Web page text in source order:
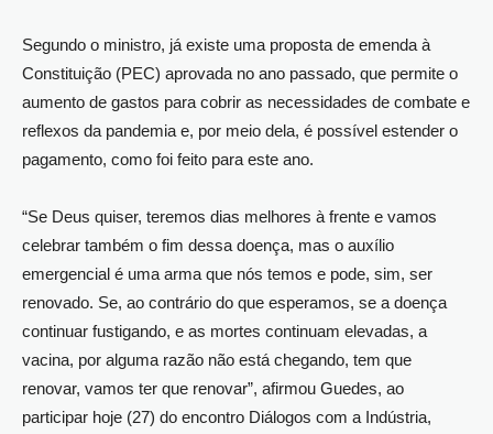
Segundo o ministro, já existe uma proposta de emenda à
Constituição (PEC) aprovada no ano passado, que permite o
aumento de gastos para cobrir as necessidades de combate e
reflexos da pandemia e, por meio dela, é possível estender o
pagamento, como foi feito para este ano.
“Se Deus quiser, teremos dias melhores à frente e vamos
celebrar também o fim dessa doença, mas o auxílio
emergencial é uma arma que nós temos e pode, sim, ser
renovado. Se, ao contrário do que esperamos, se a doença
continuar fustigando, e as mortes continuam elevadas, a
vacina, por alguma razão não está chegando, tem que
renovar, vamos ter que renovar”, afirmou Guedes, ao
participar hoje (27) do encontro Diálogos com a Indústria,